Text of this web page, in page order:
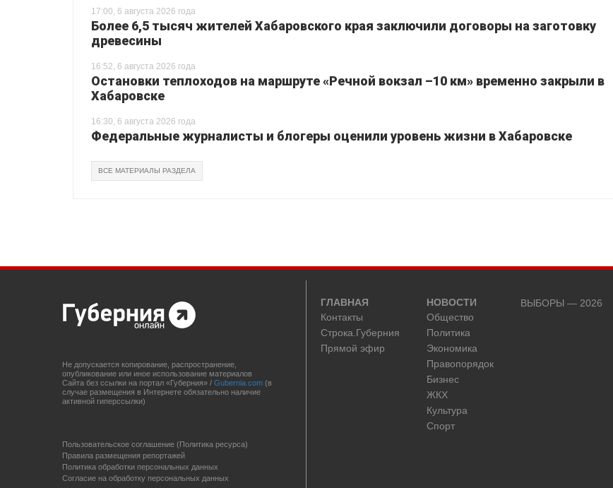
17:00, 6 августа 2026 года
Более 6,5 тысяч жителей Хабаровского края заключили договоры на заготовку
древесины
16:52, 6 августа 2026 года
Остановки теплоходов на маршруте «Речной вокзал –10 км» временно закрыли в
Хабаровске
16:30, 6 августа 2026 года
Федеральные журналисты и блогеры оценили уровень жизни в Хабаровске
ВСЕ МАТЕРИАЛЫ РАЗДЕЛА
Не допускается копирование, распространение,
опубликование или иное использование материалов
Сайта без ссылки на портал «Губерния» / Gubernia.com (в
случае размещения в Интернете обязательно наличие
активной гиперссылки)
Пользовательское соглашение (Политика ресурса)
Правила размещения репортажей
Политика обработки персональных данных
Согласие на обработку персональных данных
ГЛАВНАЯ
Контакты
Строка.Губерния
Прямой эфир
НОВОСТИ
Общество
Политика
Экономика
Правопорядок
Бизнес
ЖКХ
Культура
Спорт
ВЫБОРЫ — 2026